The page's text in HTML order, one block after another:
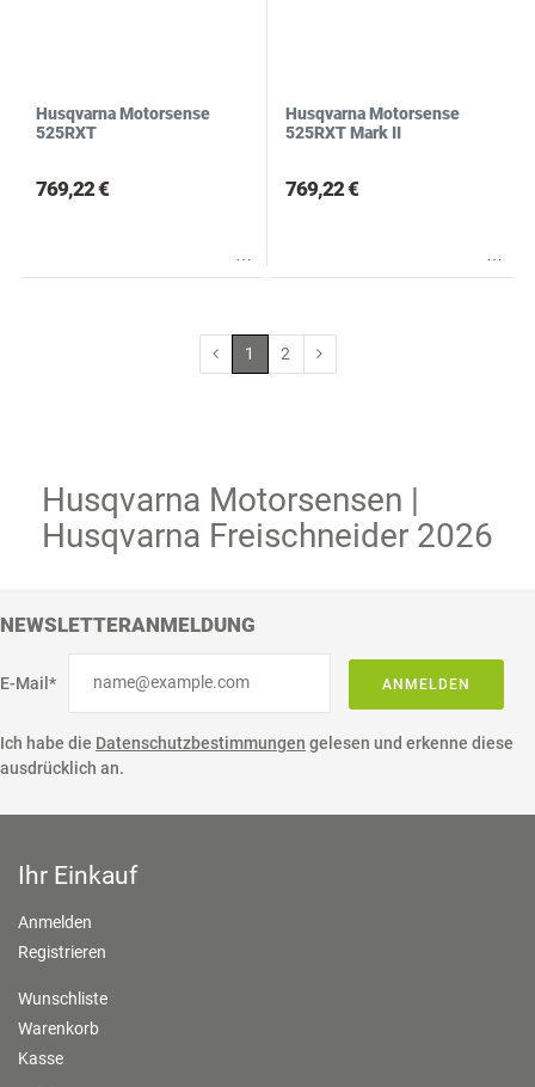
Husqvarna Motorsense
525RXT
769,22 €
Husqvarna Motorsense
525RXT Mark II
769,22 €
1 2
Husqvarna Motorsensen |
Husqvarna Freischneider 2026
NEWSLETTERANMELDUNG
E-Mail* ANMELDEN
Ich habe die Datenschutzbestimmungen gelesen und erkenne diese
ausdrücklich an.
Ihr Einkauf
Anmelden
Registrieren
Wunschliste
Warenkorb
Kasse